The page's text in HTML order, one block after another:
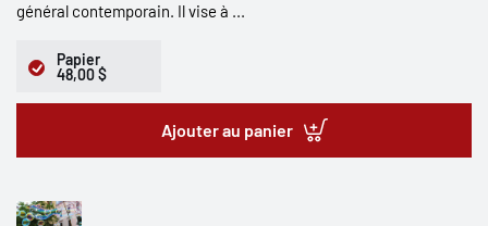
général contemporain. Il vise à ...
Papier
48,00 $
Ajouter au panier